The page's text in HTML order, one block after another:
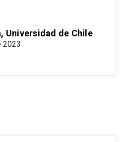
Universidad de Chile
2023